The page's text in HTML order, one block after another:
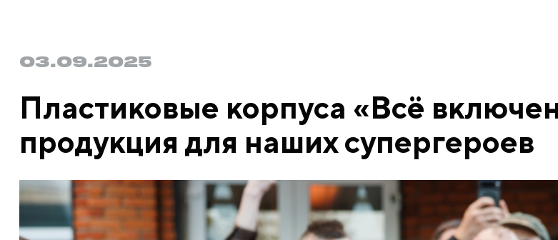
03.09.2025
Пластиковые корпуса «Всё
продукция для наших супергероев